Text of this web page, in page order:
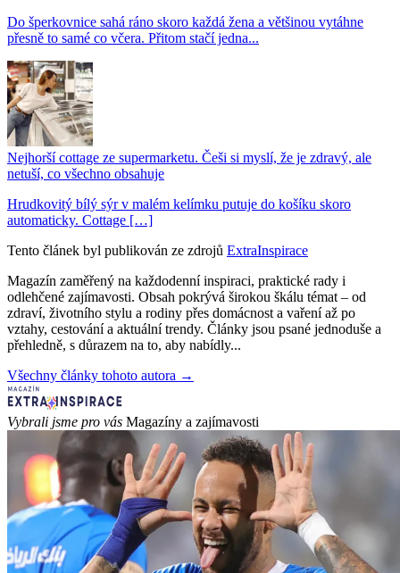
Do šperkovnice sahá ráno skoro každá žena a většinou vytáhne
přesně to samé co včera. Přitom stačí jedna...
Nejhorší cottage ze supermarketu. Češi si myslí, že je zdravý, ale
netuší, co všechno obsahuje
Hrudkovitý bílý sýr v malém kelímku putuje do košíku skoro
automaticky. Cottage […]
Tento článek byl publikován ze zdrojů ExtraInspirace
Magazín zaměřený na každodenní inspiraci, praktické rady i
odlehčené zajímavosti. Obsah pokrývá širokou škálu témat – od
zdraví, životního stylu a rodiny přes domácnost a vaření až po
vztahy, cestování a aktuální trendy. Články jsou psané jednoduše a
přehledně, s důrazem na to, aby nabídly...
Všechny články tohoto autora →
Vybrali jsme pro vás Magazíny a zajímavosti